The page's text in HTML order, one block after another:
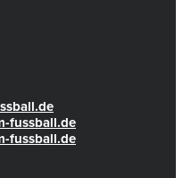
fussball.de
fussball.de